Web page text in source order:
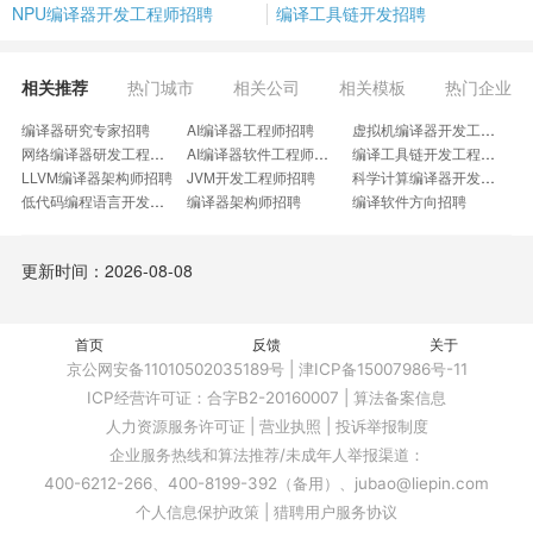
NPU编译器开发工程师招聘
编译工具链开发招聘
相关推荐 热门城市 相关公司 相关模板 热门企业
编译器研究专家招聘 AI编译器工程师招聘
虚拟机编译器开发工程师招聘
网络编译器研发工程师招聘
AI编译器软件工程师招聘
编译工具链开发工程师招聘
LLVM编译器架构师招聘
JVM开发工程师招聘
科学计算编译器开发工程师招聘
低代码编程语言开发工程师招聘
编译器架构师招聘
编译软件方向招聘
AI编译工程师招聘
算法部署招聘
更新时间：2026-08-08
首页 反馈 关于